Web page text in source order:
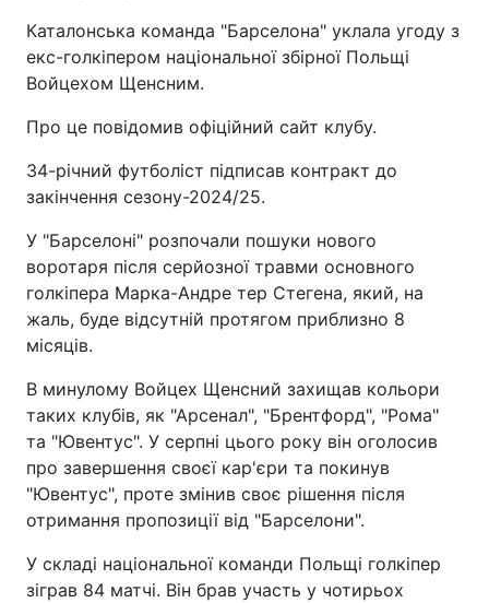
Каталонська команда "Барселона" уклала угоду з
екс-голкіпером національної збірної Польщі
Войцехом Щенсним.
Про це повідомив офіційний сайт клубу.
34-річний футболіст підписав контракт до
закінчення сезону-2024/25.
У "Барселоні" розпочали пошуки нового
воротаря після серйозної травми основного
голкіпера Марка-Андре тер Стегена, який, на
жаль, буде відсутній протягом приблизно 8
місяців.
В минулому Войцех Щенсний захищав кольори
таких клубів, як "Арсенал", "Брентфорд", "Рома"
та "Ювентус". У серпні цього року він оголосив
про завершення своєї кар'єри та покинув
"Ювентус", проте змінив своє рішення після
отримання пропозиції від "Барселони".
У складі національної команди Польщі голкіпер
зіграв 84 матчі. Він брав участь у чотирьох